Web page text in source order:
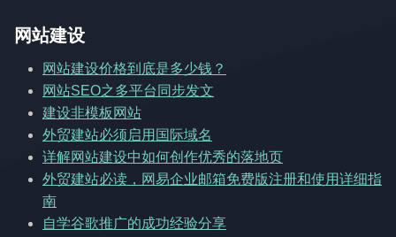
网站建设
网站建设价格到底是多少钱？
网站SEO之多平台同步发文
建设非模板网站
外贸建站必须启用国际域名
详解网站建设中如何创作优秀的落地页
外贸建站必读，网易企业邮箱免费版注册和使用详细指
南
自学谷歌推广的成功经验分享